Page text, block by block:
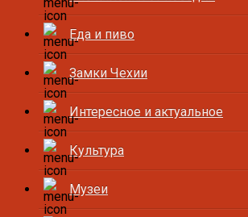
Еда и пиво
Замки Чехии
Интересное и актуальное
Культура
Музеи